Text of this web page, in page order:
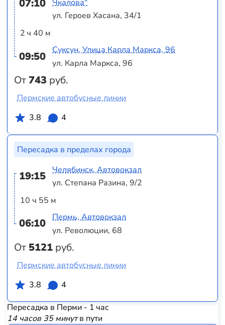
07:10
2 ч 40 м
09:50
От743 руб.
Чкалова"
ул. Героев Хасана, 34/1
Суксун, Улица Карла Маркса, 96
ул. Карла Маркса, 96
Пермские автобусные линии
3.8
4
Пересадка в пределах города
19:15
10 ч 55 м
06:10
От 5121 руб.
Челябинск, Автовокзал
ул. Степана Разина, 9/2
Пермь, Автовокзал
ул. Революции, 68
Пермские автобусные линии
3.8
4
Пересадка в Перми - 1 час
14 часов 35 минутв пути